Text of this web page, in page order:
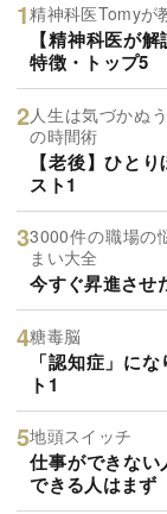
精神科医Tomy
【精神科医が
特徴・トップ5
人生は気づかぬ
の時間術
【老後】ひと
スト1
3000件の職場の
まい大全
今すぐ昇進させ
糖毒脳
「認知症」に
ト1
地頭スイッチ
仕事ができな
できる人はまず